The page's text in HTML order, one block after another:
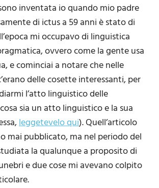
inventata io quando mio padre
di ictus a 59 anni è stato di
mi occupavo di linguistica
ovvero come la gente usa
e cominciai a notare che nelle
delle cosette interessanti, per
l’atto linguistico delle
sia un atto linguistico e la sua
leggetevelo qui). Quell’articolo
mai pubblicato, ma nel periodo del
la qualunque a proposito di
e due cose mi avevano colpito